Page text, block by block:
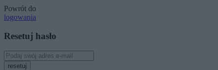
Powrót do
logowania
Resetuj hasło
resetuj